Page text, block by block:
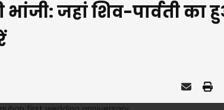
भांजी: जहां शिव-पार्वती का